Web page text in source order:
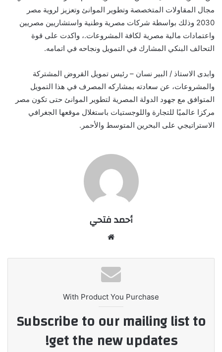
مجال المقاولات المتخصصة وتطوير الموانئ وتعزيز لروية مصر
2030 وذلك بواسطة شركات مصرية وطنية واستشاريين مصريين
واعتمادات مالية مصرية لكافة المشروعات.، واكدت على قوة
التحالف البنكي المشارك في التمويل ونجاحه في اتمامه.
وابدى الاستاذ / البير نسان – رئيس تمويل القروض المشتركة
والمشروعات، عن سعادته بمشاركه المصرف في هذا التمويل
المتوافق مع جهود الدولة المصرية لتطوير الموانئ حتى تكون مصر
مركزا عالميًا للتجارة واللوجستيات باستغلال موقعها الجغرافي
الاستراتيجي على البحرين المتوسط والأحمر.
أحمد فتحي
With Product You Purchase
Subscribe to our mailing list to
get the new updates!